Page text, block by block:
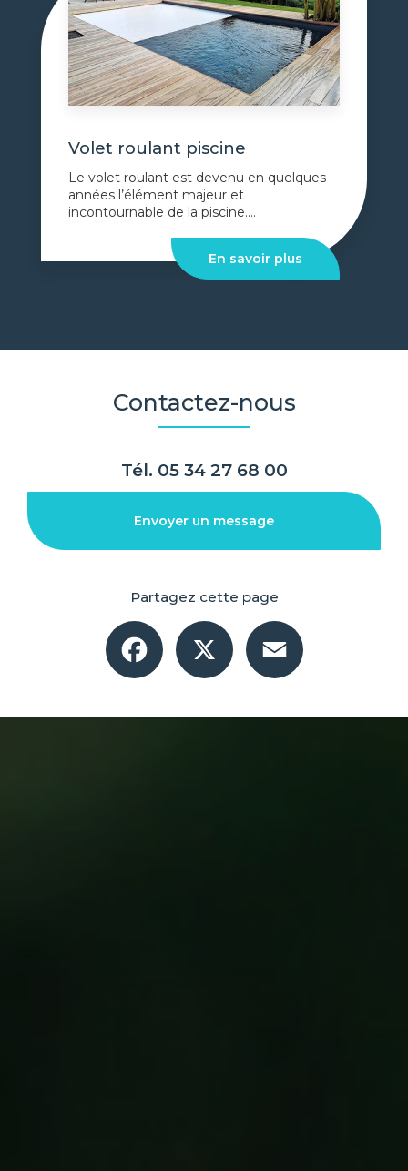
Volet roulant piscine
Le volet roulant est devenu en quelques
années l’élément majeur et
incontournable de la piscine....
En savoir plus
Contactez-nous
Tél. 05 34 27 68 00
Envoyer un message
Partagez cette page
Facebook